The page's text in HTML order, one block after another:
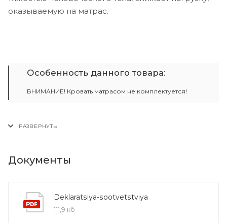
оказываемую на матрас.
Особенность данного товара:
ВНИМАНИЕ! Кровать матрасом не комплектуется!
Документы
Deklaratsiya-sootvetstviya
111,9 кб